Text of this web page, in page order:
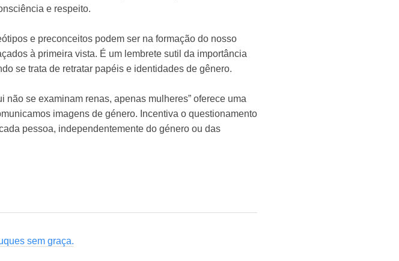
e respeito.
e preconceitos podem ser na formação do nosso
à primeira vista. É um lembrete sutil da importância
se trata de retratar papéis e identidades de gênero.
não se examinam renas, apenas mulheres” oferece uma
imagens de género. Incentiva o questionamento
pessoa, independentemente do género ou das
sem graça.